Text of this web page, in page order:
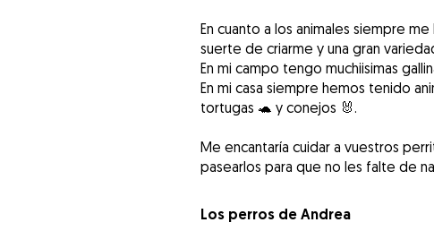
En cuanto a los animales siempre
suerte de criarme y una gran
En mi campo tengo muchiisimas
En mi casa siempre hemos tenido
tortugas 🐢 y conejos 🐰.
Me encantaría cuidar a vuestros
Los perros de Andrea